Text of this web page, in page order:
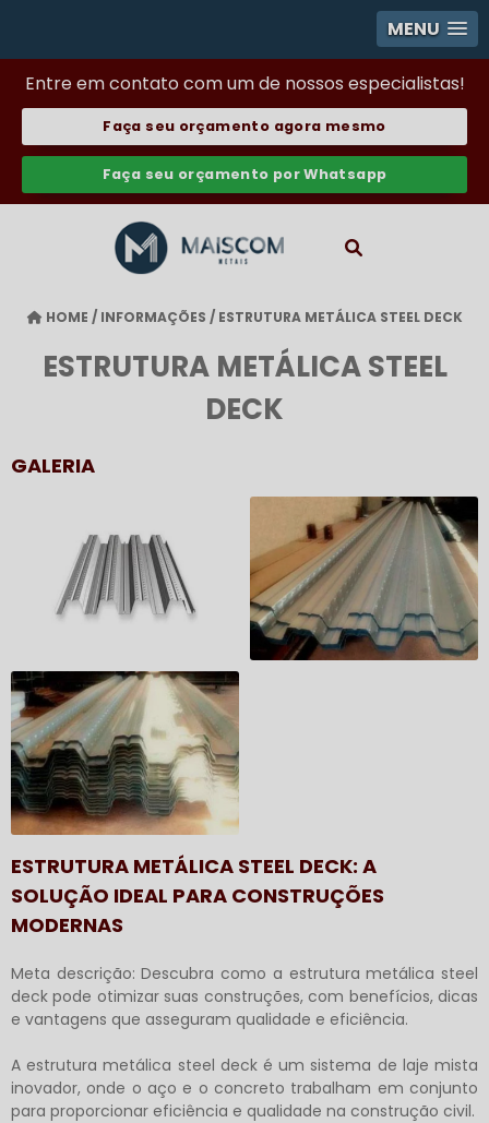
MENU
Entre em contato com um de nossos especialistas!
Faça seu orçamento agora mesmo
Faça seu orçamento por Whatsapp
HOME / INFORMAÇÕES / ESTRUTURA METÁLICA STEEL DECK
ESTRUTURA METÁLICA STEEL
DECK
GALERIA
ESTRUTURA METÁLICA STEEL DECK: A
SOLUÇÃO IDEAL PARA CONSTRUÇÕES
MODERNAS
Meta descrição: Descubra como a estrutura metálica steel
deck pode otimizar suas construções, com benefícios, dicas
e vantagens que asseguram qualidade e eficiência.
A estrutura metálica steel decké um sistema de laje mista
inovador, onde o aço e o concreto trabalham em conjunto
para proporcionar eficiência e qualidade na construção civil.